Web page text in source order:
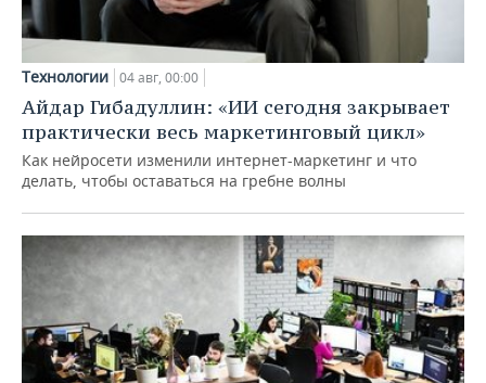
Технологии 04 авг, 00:00
Айдар Гибадуллин: «ИИ сегодня закрывает
практически весь маркетинговый цикл»
Как нейросети изменили интернет-маркетинг и что
делать, чтобы оставаться на гребне волны